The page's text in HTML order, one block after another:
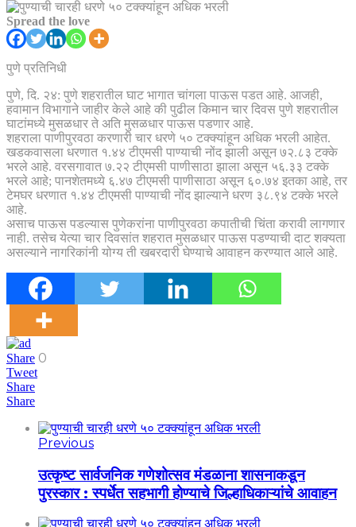
Spread the love
पुणे प्रतिनिधी
पुणे, दि. २४: पुणे शहरातील घाट भागात चांगला पाऊस पडत आहे. आजही,
हवामान विभागाने जाहीर केले आहे की पुढील किमान चार दिवस पुणे शहरातील
घाटांमध्ये मुसळधार ते अति मुसळधार पाऊस पडणार आहे.
शहराला पाणीपुरवठा करणारी चार धरणे ५० टक्क्यांहून अधिक भरली आहेत.
खडकवासला धरणात १.४४ टीएमसी पाण्याची नोंद झाली असून ७२.८३ टक्के
भरले आहे. वरसगावात ७.२२ टीएमसी पाणीसाठा झाला असून ५६.३३ टक्के
भरले आहे; पानशेतमध्ये ६.४७ टीएमसी पाणीसाठा असून ६०.७४ इतका आहे, तर
टेमघर धरणात १.४४ टीएमसी पाण्याची नोंद झाल्याने धरण ३८.९४ टक्के भरले
आहे.
असाच पाऊस पडल्यास पुणेकरांना पाणीपुरवठा कपातीची चिंता करावी लागणार
नाही. तसेच येत्या चार दिवसांत शहरात मुसळधार पाऊस पडण्याची दाट शक्यता
असल्याने नागरिकांनी योग्य ती खबरदारी घेण्याचे आवाहन करण्यात आले आहे.
Share 0
Tweet
Share
Share
Previous
उत्कृष्ट सार्वजनिक गणेशोत्सव मंडळाना शासनाकडून
पुरस्कार : स्पर्धेत सहभागी होण्याचे जिल्हाधिकाऱ्यांचे आवाहन